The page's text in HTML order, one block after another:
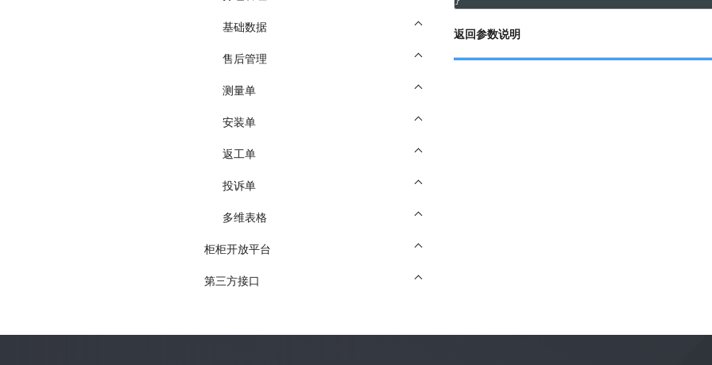
基础数据
售后管理
测量单
安装单
返工单
投诉单
多维表格
柜柜开放平台
第三方接口
返回参数说明